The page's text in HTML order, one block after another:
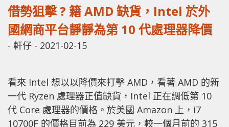
借勢狙擊 ? 籍 AMD 缺貨，Intel 於外
國網商平台靜靜為第 10 代處理器降價
- 軒仔 - 2021-02-15
看來 Intel 想以以降價來打擊 AMD，看著 AMD 的新
一代 Ryzen 處理器正值缺貨，Intel 正在調低第 10
代 Core 處理器的價格。 於美國 Amazon 上，i7
10700F 的價格目前為 229 美元，較一個月前的 315